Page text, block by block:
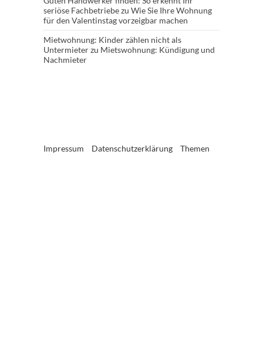
seriöse Fachbetriebezu Wie Sie Ihre Wohnung
für den Valentinstag vorzeigbar machen
Mietwohnung: Kinder zählen nicht als
Untermieterzu Mietswohnung: Kündigung und
Nachmieter
Impressum Datenschutzerklärung Themen